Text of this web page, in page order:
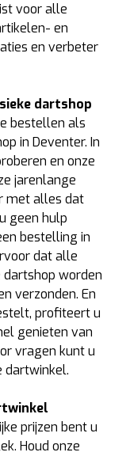
voor alle
en
en verbeter
dartshop
bestellen als
in Deventer. In
en onze
jarenlange
met alles dat
geen hulp
bestelling in
dat alle
dartshop worden
verzonden. En
profiteert u
genieten van
vragen kunt u
dartwinkel.
prijzen bent u
Houd onze